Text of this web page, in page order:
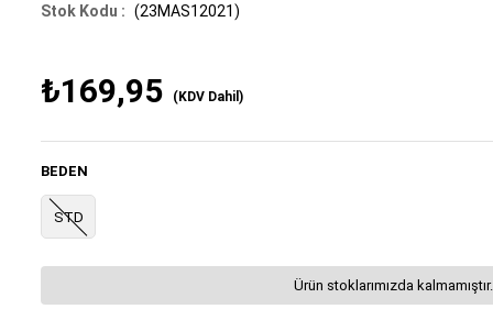
(23MAS12021)
₺169,95 (KDV Dahil)
BEDEN
STD
Ürün stoklarımızda kalmamıştır.